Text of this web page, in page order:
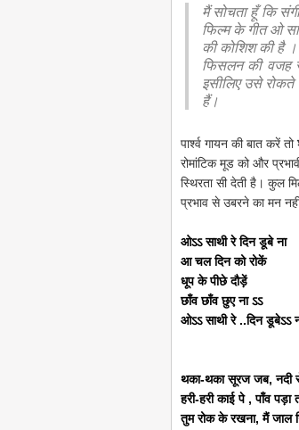
मैं सोचता हूँ कि
फिल्म के गीत ओ
की कोशिश की है ।
फिसलन की वजह
इसीलिए उसे
हैं।
पार्श्व गायन की बात करें तो
रोमांटिक मूड को और
स्थिरता सी देती है। कुल
प्रभाव से उबरने का मन
ओऽऽ साथी रे दिन डूबे ना
आ चल दिन को रोकें
धूप के पीछे दौड़ें
छाँव छाँव छुए ना ऽऽ
ओऽऽ साथी रे ..दिन डूबेऽऽ
थका-थका सूरज जब, नदी
हरी-हरी काई पे , पाँव पड़ा
तुम रोक के रखना, मैं जाल